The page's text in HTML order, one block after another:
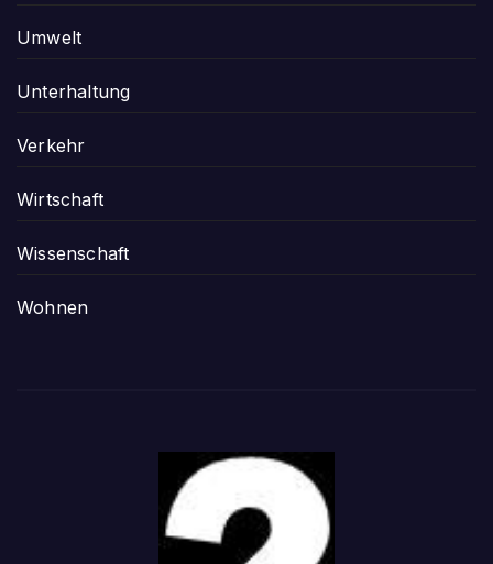
Umwelt
Unterhaltung
Verkehr
Wirtschaft
Wissenschaft
Wohnen